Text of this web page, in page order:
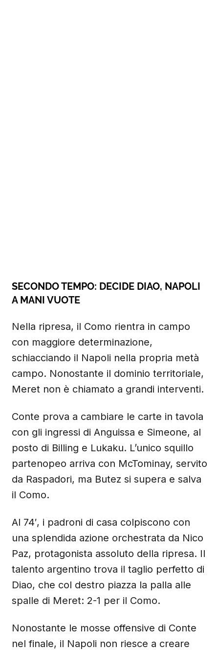
SECONDO TEMPO: DECIDE DIAO, NAPOLI
A MANI VUOTE
Nella ripresa, il Como rientra in campo
con maggiore determinazione,
schiacciando il Napoli nella propria metà
campo. Nonostante il dominio territoriale,
Meret non è chiamato a grandi interventi.
Conte prova a cambiare le carte in tavola
con gli ingressi di Anguissa e Simeone, al
posto di Billing e Lukaku. L’unico squillo
partenopeo arriva con McTominay, servito
da Raspadori, ma Butez si supera e salva
il Como.
Al 74′, i padroni di casa colpiscono con
una splendida azione orchestrata da Nico
Paz, protagonista assoluto della ripresa. Il
talento argentino trova il taglio perfetto di
Diao, che col destro piazza la palla alle
spalle di Meret: 2-1 per il Como.
Nonostante le mosse offensive di Conte
nel finale, il Napoli non riesce a creare